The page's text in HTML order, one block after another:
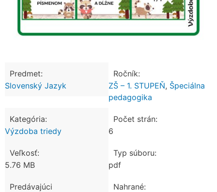
Predmet:
Slovenský Jazyk
Ročník:
ZŠ – 1. STUPEŇ, Špeciálna
pedagogika
Kategória:
Výzdoba triedy
Počet strán:
6
Veľkosť:
5.76 MB
Typ súboru:
pdf
Predávajúci
Nahrané: